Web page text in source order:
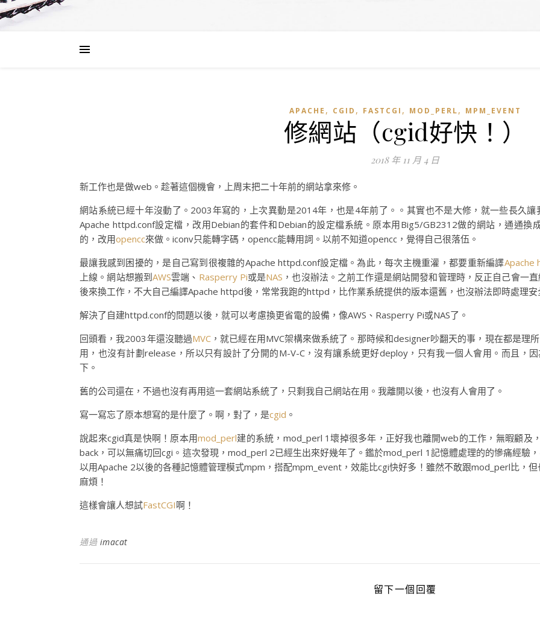
APACHE , CGID , FASTCGI , MOD_PERL, MPM_EVENT
修網站（cgid好快！）
2018 年 11 月 4 日
新工作也是做web。趁著這個機會，上周末把二十年前的網站拿來修。
網站系統已經十年沒動了。2003年寫的，上次異動是2014年，也是4年前了。。其實也不是大修，就一些長久
Apache httpd.conf設定檔，改用Debian的套件和Debian的設定檔系統。原本用Big5/GB2312做的網站，通通換
的，改用opencc來做。iconv只能轉字碼，opencc能轉用詞。以前不知道opencc，覺得自己很落伍。
最讓我感到困擾的，是自己寫到很複雜的Apache httpd.conf設定檔。為此，每次主機重灌，都要重新編譯Apache
上線。網站想搬到AWS雲端、 Rasperry Pi或是NAS ，也沒辦法。之前工作還是網站開發和管理時，反正自己會一
後來換工作，不大自己編譯Apache httpd後，常常我跑的httpd，比作業系統提供的版本還舊，也沒辦法即時處理安
解決了自建httpd.conf的問題以後，就可以考慮換更省電的設備，像AWS、Rasperry Pi或NAS了。
回頭看，我2003年還沒聽過MVC ，就已經在用MVC架構來做系統了。那時候和designer吵翻天的事，現在都是理
用，也沒有計劃release，所以只有設計了分開的M-V-C，沒有讓系統更好deploy，只有我一個人會用。而且，
下。
舊的公司還在，不過也沒有再用這一套網站系統了，只剩我自己網站在用。我離開以後，也沒有人會用了。
寫一寫忘了原本想寫的是什麼了。啊，對了，是cgid 。
說起來cgid真是快啊！原本用mod_perl建的系統，mod_perl 1壞掉很多年，正好我也離開web的工作，無暇顧及
back，可以無痛切回cgi。這次發現，mod_perl 2已經生出來好幾年了。鑑於mod_perl 1記憶體處理的的慘痛經驗
以用Apache 2以後的各種記憶體管理模式mpm，搭配mpm_event，效能比cgi快好多！雖然不敢跟mod_perl比，
麻煩！
這樣會讓人想試FastCGI啊！
通過 imacat
留下一個回覆